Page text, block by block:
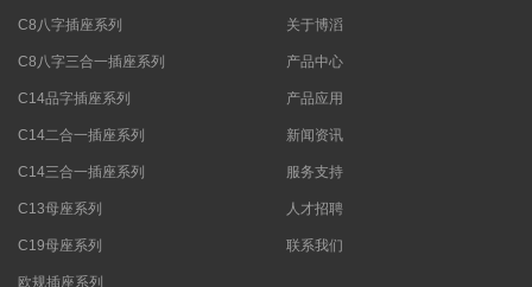
C8八字插座系列
C8八字三合一插座系列
C14品字插座系列
C14二合一插座系列
C14三合一插座系列
C13母座系列
C19母座系列
欧规插座系列
关于博滔
产品中心
产品应用
新闻资讯
服务支持
人才招聘
联系我们